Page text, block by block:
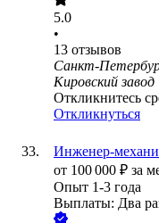
5.0
•
13 отзывов
Санкт-
Кировский завод
Откликнитесь
Откликнуться
Инженер-
от 100 000 ₽ за
Опыт 1-3 года
Выплаты: Два